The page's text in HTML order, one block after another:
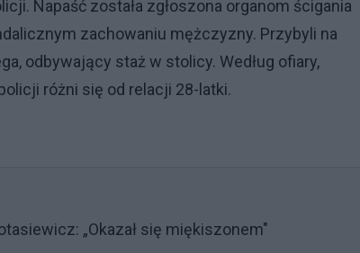
Napaść została zgłoszona organom ścigania
zachowaniu mężczyzny. Przybyli na
odbywający staż w stolicy. Według ofiary,
różni się od relacji 28-latki.
„Okazał się miękiszonem"